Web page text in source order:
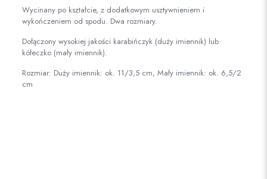
Wycinany po kształcie, z dodatkowym usztywnieniem i
wykończeniem od spodu. Dwa rozmiary.
Dołączony wysokiej jakości karabińczyk (duży imiennik) lub
kółeczko (mały imiennik).
Rozmiar: Duży imiennik: ok. 11/3,5 cm, Mały imiennik: ok. 6,5/2
cm